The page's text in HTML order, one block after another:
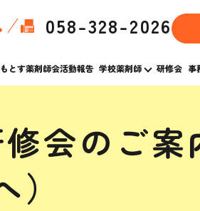
もとす薬剤師会活動報告 学校薬剤師 研修会 事
058-328-2026
会のご案